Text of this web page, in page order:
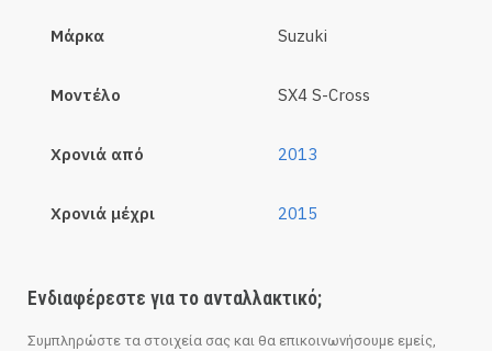
Μάρκα Suzuki
Μοντέλο SX4 S-Cross
Χρονιά από 2013
Χρονιά μέχρι 2015
Ενδιαφέρεστε για το ανταλλακτικό;
Συμπληρώστε τα στοιχεία σας και θα επικοινωνήσουμε εμείς,